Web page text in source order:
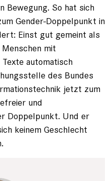
Bewegung. So hat sich
Gender-Doppelpunkt in
Einst gut gemeint als
mit
automatisch
des Bundes
jetzt zum
und
Doppelpunkt. Und er
keinem Geschlecht